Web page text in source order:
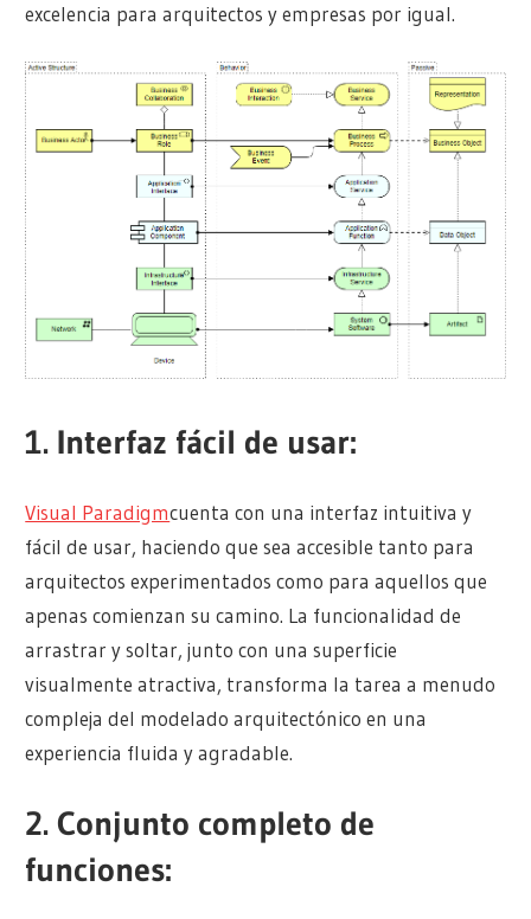
excelencia para arquitectos y empresas por igual.
1. Interfaz fácil de usar:
Visual Paradigmcuenta con una interfaz intuitiva y
fácil de usar, haciendo que sea accesible tanto para
arquitectos experimentados como para aquellos que
apenas comienzan su camino. La funcionalidad de
arrastrar y soltar, junto con una superficie
visualmente atractiva, transforma la tarea a menudo
compleja del modelado arquitectónico en una
experiencia fluida y agradable.
2. Conjunto completo de
funciones: